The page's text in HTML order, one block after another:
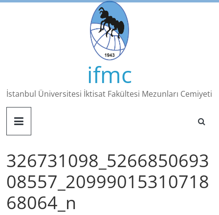
Skip
ifmc
İstanbul Üniversitesi İktisat Fakültesi Mezunları Cemiyeti
326731098_5266850693
08557_20999015310718
68064_n